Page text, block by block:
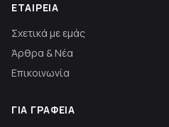
ΕΤΑΙΡΕΊΑ
Σχετικά με εμάς
Άρθρα & Νέα
Επικοινωνία
ΓΙΑ ΓΡΑΦΕΊΑ